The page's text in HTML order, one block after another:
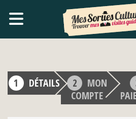
DÉTAILS
MON
COMPTE